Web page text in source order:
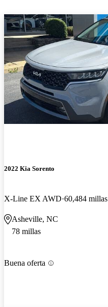
2022 Kia Sorento
X-Line EX AWD 60,484 millas
Asheville, NC
78 millas
Buena oferta